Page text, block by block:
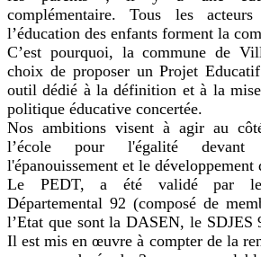
complémentaire. Tous les
l’éducation des enfants forment la
C’est pourquoi, la commune de
choix de proposer un Projet
outil dédié à la définition et à la mise
politique éducative concertée.
Nos ambitions visent à agir au
l’école pour l'égalité devant
l'épanouissement et le développement
Le PEDT, a été validé par le
Départemental 92 (composé de
l’Etat que sont la DASEN, le
Il est mis en œuvre à compter de la